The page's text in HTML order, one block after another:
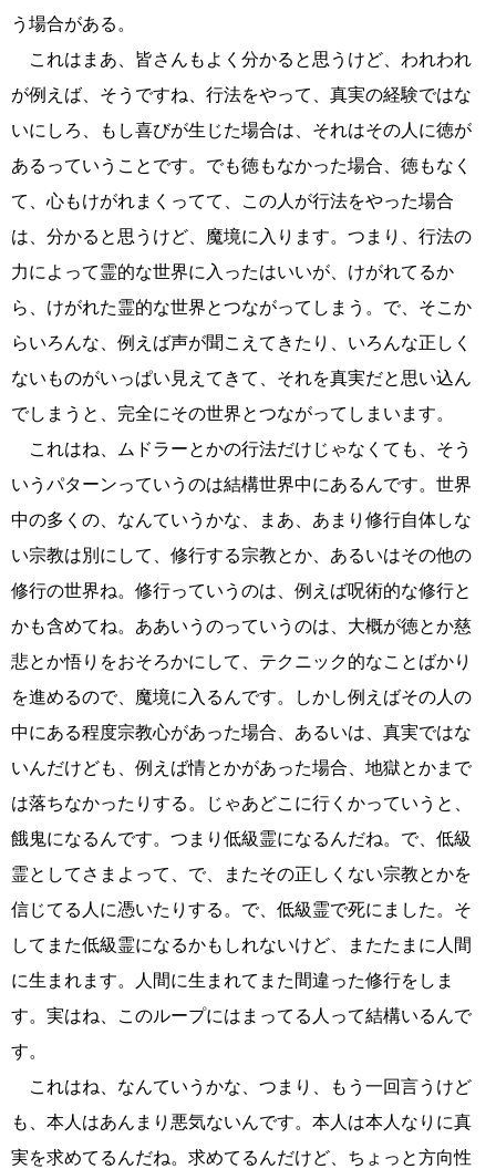
う場合がある。
これはまあ、皆さんもよく分かると思うけど、われわれ
が例えば、そうですね、行法をやって、真実の経験ではな
いにしろ、もし喜びが生じた場合は、それはその人に徳が
あるっていうことです。でも徳もなかった場合、徳もなく
て、心もけがれまくってて、この人が行法をやった場合
は、分かると思うけど、魔境に入ります。つまり、行法の
力によって霊的な世界に入ったはいいが、けがれてるか
ら、けがれた霊的な世界とつながってしまう。で、そこか
らいろんな、例えば声が聞こえてきたり、いろんな正しく
ないものがいっぱい見えてきて、それを真実だと思い込ん
でしまうと、完全にその世界とつながってしまいます。
これはね、ムドラーとかの行法だけじゃなくても、そう
いうパターンっていうのは結構世界中にあるんです。世界
中の多くの、なんていうかな、まあ、あまり修行自体しな
い宗教は別にして、修行する宗教とか、あるいはその他の
修行の世界ね。修行っていうのは、例えば呪術的な修行と
かも含めてね。ああいうのっていうのは、大概が徳とか慈
悲とか悟りをおそろかにして、テクニック的なことばかり
を進めるので、魔境に入るんです。しかし例えばその人の
中にある程度宗教心があった場合、あるいは、真実ではな
いんだけども、例えば情とかがあった場合、地獄とかまで
は落ちなかったりする。じゃあどこに行くかっていうと、
餓鬼になるんです。つまり低級霊になるんだね。で、低級
霊としてさまよって、で、またその正しくない宗教とかを
信じてる人に憑いたりする。で、低級霊で死にました。そ
してまた低級霊になるかもしれないけど、またたまに人間
に生まれます。人間に生まれてまた間違った修行をしま
す。実はね、このループにはまってる人って結構いるんで
す。
これはね、なんていうかな、つまり、もう一回言うけど
も、本人はあんまり悪気ないんです。本人は本人なりに真
実を求めてるんだね。求めてるんだけど、ちょっと方向性